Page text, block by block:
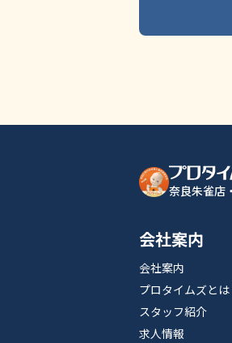
奈良朱雀店
会社案内
会社案内
プロタイムズとは
スタッフ紹介
求人情報